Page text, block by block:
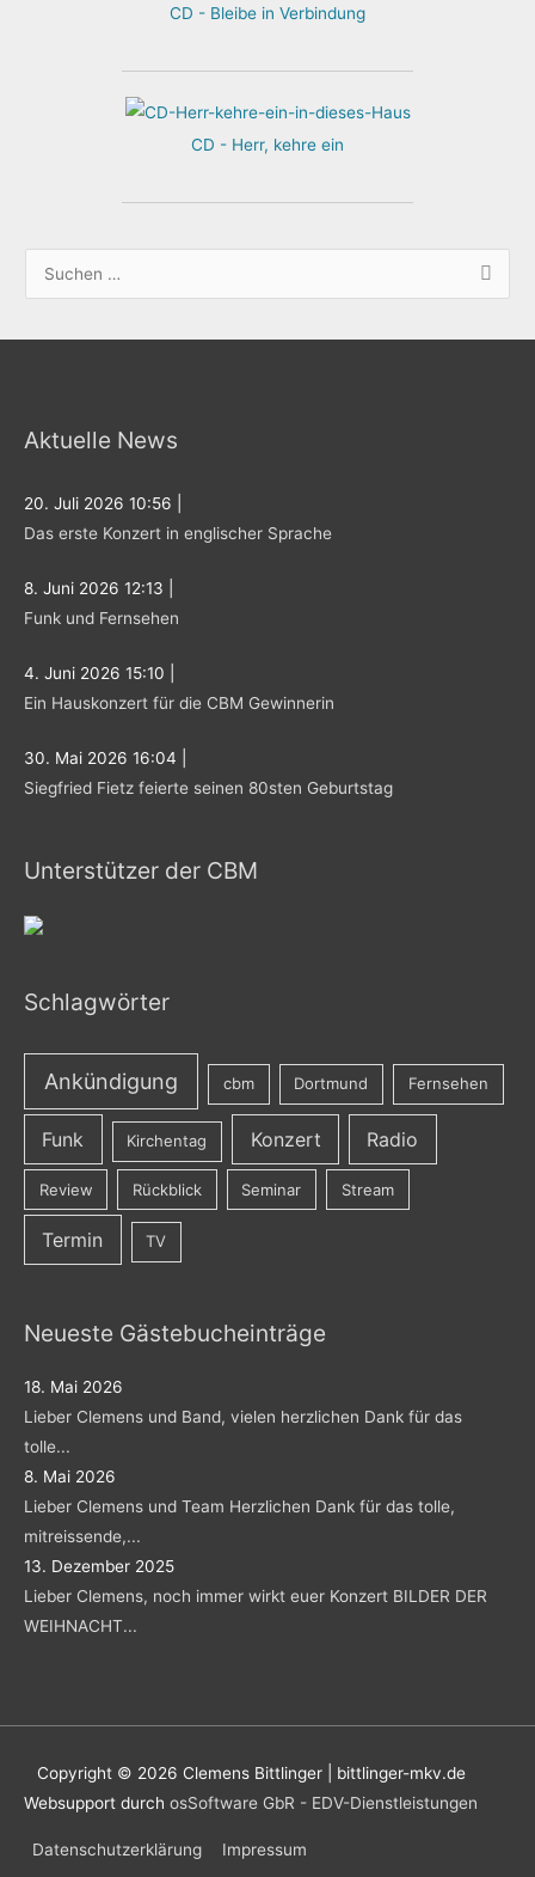
CD - Bleibe in Verbindung
CD - Herr, kehre ein
c
n
a
c
Aktuelle News
20. Juli 2026 10:56
Das erste Konzert in englischer Sprache
8. Juni 2026 12:13
Funk und Fernsehen
4. Juni 2026 15:10
Ein Hauskonzert für die CBM Gewinnerin
30. Mai 2026 16:04
Siegfried Fietz feierte seinen 80sten Geburtstag
Unterstützer der CBM
Schlagwörter
Ankündigung cbm Dortmund Fernsehen
Funk Kirchentag Konzert Radio
Review Rückblick Seminar Stream
Termin TV
Neueste Gästebucheinträge
18. Mai 2026
Lieber Clemens und Band, vielen herzlichen Dank für das
tolle...
8. Mai 2026
Lieber Clemens und Team Herzlichen Dank für das tolle,
mitreissende,...
13. Dezember 2025
Lieber Clemens, noch immer wirkt euer Konzert BILDER DER
WEIHNACHT...
Copyright © 2026 Clemens Bittlinger | bittlinger-mkv.de
Websupport durch osSoftware GbR - EDV-Dienstleistungen
Datenschutzerklärung Impressum